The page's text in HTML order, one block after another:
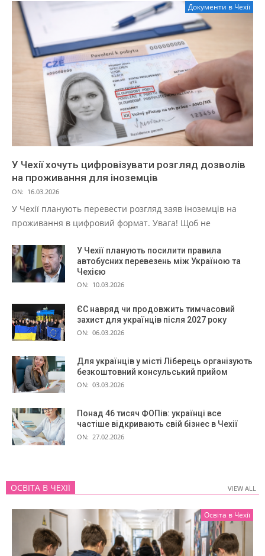
Документи в Чехії
У Чехії хочуть цифровізувати розгляд дозволів
на проживання для іноземців
ON: 16.03.2026
У Чехії планують перевести розгляд заяв іноземців на
проживання в цифровий формат. Увага! Щоб не
У Чехії планують посилити правила
автобусних перевезень між Україною та
Чехією
ON: 10.03.2026
ЄС навряд чи продовжить тимчасовий
захист для українців після 2027 року
ON: 06.03.2026
Для українців у місті Ліберець організують
безкоштовний консульський прийом
ON: 03.03.2026
Понад 46 тисяч ФОПів: українці все
частіше відкривають свій бізнес в Чехії
ON: 27.02.2026
ОСВІТА В ЧЕХІЇ VIEW ALL
Освіта в Чехії
VIEW ALL